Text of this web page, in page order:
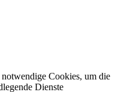
Cookies, um die
Dienste